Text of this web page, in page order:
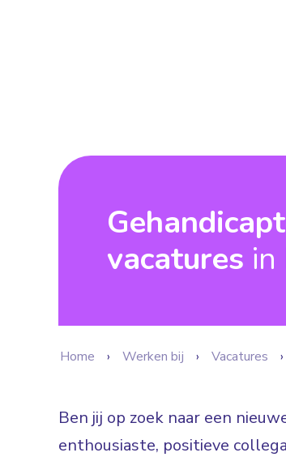
vacatures in
Home Werken bij Vacatures
Ben jij op zoek naar een
enthousiaste, positieve